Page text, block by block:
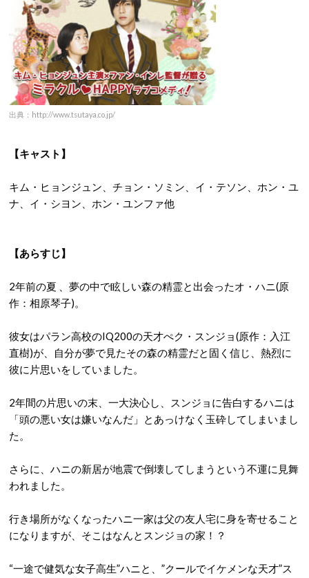
出典：http://www.tsutaya.co.jp/
【キャスト】
キム・ヒョンジュン、チョン・ソミン、イ・テソン、ホン・ユ
ナ、イ・シヨン、ホン・ユンファ他
【あらすじ】
2年前の夏 、夢の中で眩しい森の精霊と出会ったオ・ハニ(原
作：相原琴子)。
彼女はパラン高校のIQ200の天才ぺク・スンジョ(原作：入江
直樹)が、自分が夢で見たその森の精霊だと固く信じ、熱烈に
彼に片思いをしていました。
2年間の片思いの末、一大決心し、スンジョに告白するハニは
「頭の悪い女は嫌いなんだ」とあっけなく玉砕してしまいまし
た。
さらに、ハニの新居が地震で倒壊してしまうという不運に見舞
われました。
行き場所がなくなったハニ一家は父の友人宅に身を寄せること
になりますが、そこはなんとスンジョの家！？
“一途で健気な女子高生”ハニと、”クールでイケメンな天才”ス